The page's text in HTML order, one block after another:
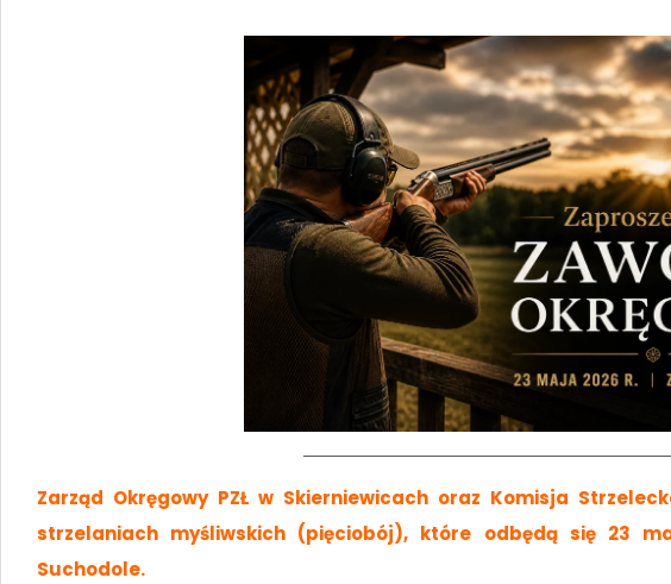
Zarząd Okręgowy PZŁ w Skierniewicach oraz Komisja
strzelaniach myśliwskich (pięciobój), które odbędą się 23
Suchodole.